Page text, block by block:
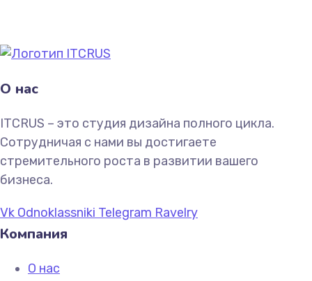
О нас
ITCRUS – это студия дизайна полного цикла.
Сотрудничая с нами вы достигаете
стремительного роста в развитии вашего
бизнеса.
Vk Odnoklassniki Telegram Ravelry
Компания
О нас